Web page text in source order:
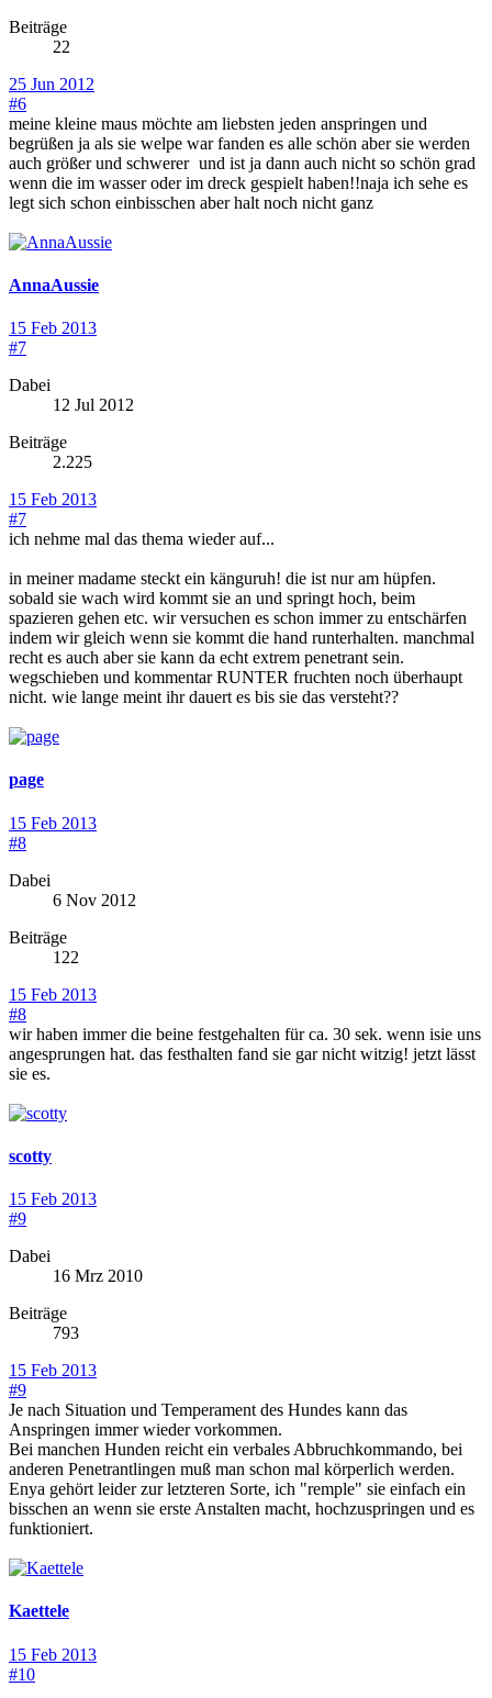
Beiträge
22
25 Jun 2012
#6
meine kleine maus möchte am liebsten jeden anspringen und
begrüßen ja als sie welpe war fanden es alle schön aber sie werden
auch größer und schwerer und ist ja dann auch nicht so schön grad
wenn die im wasser oder im dreck gespielt haben!!naja ich sehe es
legt sich schon einbisschen aber halt noch nicht ganz
AnnaAussie
15 Feb 2013
#7
Dabei
12 Jul 2012
Beiträge
2.225
15 Feb 2013
#7
ich nehme mal das thema wieder auf...
in meiner madame steckt ein känguruh! die ist nur am hüpfen.
sobald sie wach wird kommt sie an und springt hoch, beim
spazieren gehen etc. wir versuchen es schon immer zu entschärfen
indem wir gleich wenn sie kommt die hand runterhalten. manchmal
recht es auch aber sie kann da echt extrem penetrant sein.
wegschieben und kommentar RUNTER fruchten noch überhaupt
nicht. wie lange meint ihr dauert es bis sie das versteht??
page
15 Feb 2013
#8
Dabei
6 Nov 2012
Beiträge
122
15 Feb 2013
#8
wir haben immer die beine festgehalten für ca. 30 sek. wenn isie uns
angesprungen hat. das festhalten fand sie gar nicht witzig! jetzt lässt
sie es.
scotty
15 Feb 2013
#9
Dabei
16 Mrz 2010
Beiträge
793
15 Feb 2013
#9
Je nach Situation und Temperament des Hundes kann das
Anspringen immer wieder vorkommen.
Bei manchen Hunden reicht ein verbales Abbruchkommando, bei
anderen Penetrantlingen muß man schon mal körperlich werden.
Enya gehört leider zur letzteren Sorte, ich "remple" sie einfach ein
bisschen an wenn sie erste Anstalten macht, hochzuspringen und es
funktioniert.
Kaettele
15 Feb 2013
#10